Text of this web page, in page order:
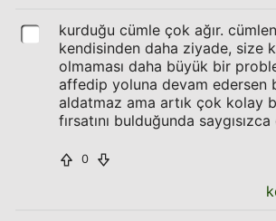
kurduğu cümle çok ağır.
kendisinden daha ziyade, size
olmaması daha büyük bir
affedip yoluna devam edersen
aldatmaz ama artık çok kolay
fırsatını bulduğunda saygısızca
0